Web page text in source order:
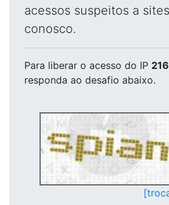
acessos suspeitos a
conosco.
Para liberar o acesso do IP
responda ao desafio abaixo.